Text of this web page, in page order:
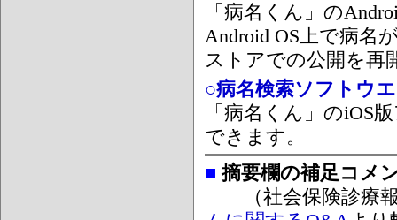
「病名くん」の
Android OS上で病名
ストアでの公開を再
○病名検索ソフトウ
「病名くん」のiOS
できます。
■ 摘要欄の補足コメ
（社会保険診療報